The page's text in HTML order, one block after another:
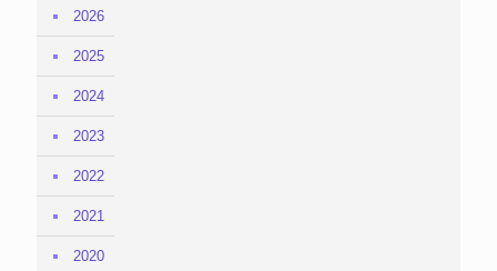
2026
2025
2024
2023
2022
2021
2020